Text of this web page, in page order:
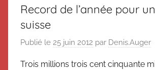
Suisse
Magazine
Suisse
Magazine
Messager
Record de l’année pour
suisse
Publié le 25 juin 2012 par Denis.Auger
Trois millions trois cent cinquante